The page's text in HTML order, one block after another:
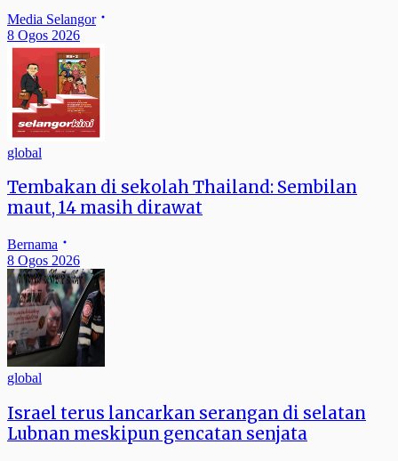
Media Selangor
8 Ogos 2026
global
Tembakan di sekolah Thailand: Sembilan
maut, 14 masih dirawat
Bernama
8 Ogos 2026
global
Israel terus lancarkan serangan di selatan
Lubnan meskipun gencatan senjata